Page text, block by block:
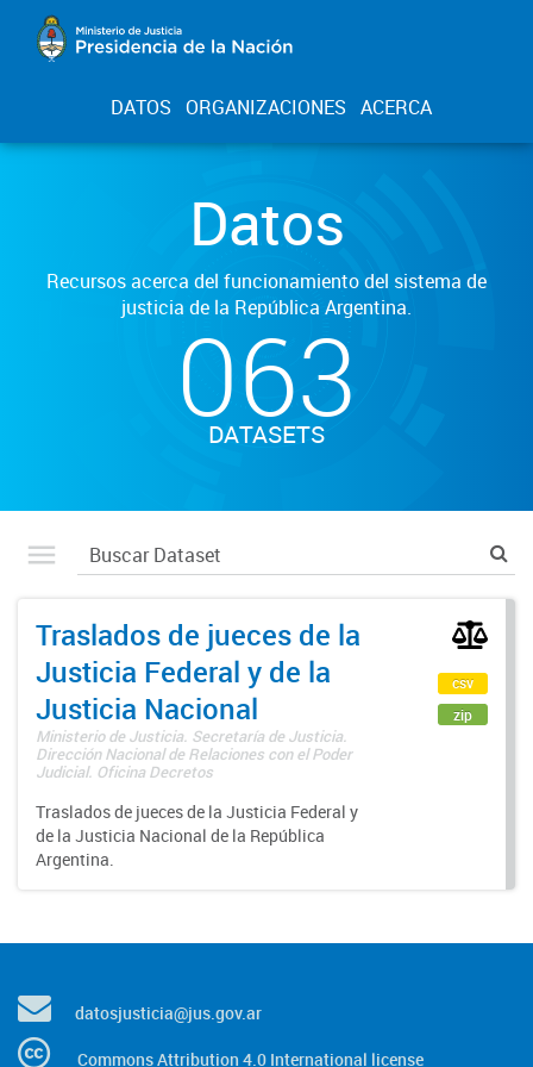
DATOS ORGANIZACIONES ACERCA
Datos
Recursos acerca del funcionamiento del sistema de
justicia de la República Argentina.
063
DATASETS
Traslados de jueces de la
Justicia Federal y de la
Justicia Nacional
Ministerio de Justicia. Secretaría de Justicia.
Dirección Nacional de Relaciones con el Poder
Judicial. Oficina Decretos
Traslados de jueces de la Justicia Federal y
de la Justicia Nacional de la República
Argentina.
csv
zip
datosjusticia@jus.gov.ar
Commons Attribution 4.0 International license